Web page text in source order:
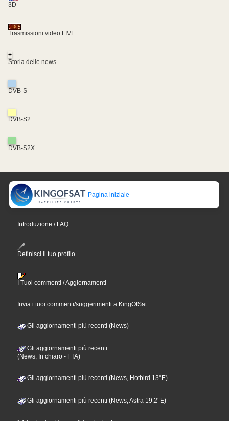
3D
Trasmissioni video LIVE
+
Storia delle news
DVB-S
DVB-S2
DVB-S2X
Pagina iniziale
Introduzione / FAQ
Definisci il tuo profilo
I Tuoi commenti / Aggiornamenti
Invia i tuoi commenti/suggerimenti a KingOfSat
Gli aggiornamenti più recenti (News)
Gli aggiornamenti più recenti
(News, In chiaro - FTA)
Gli aggiornamenti più recenti (News, Hotbird 13°E)
Gli aggiornamenti più recenti (News, Astra 19,2°E)